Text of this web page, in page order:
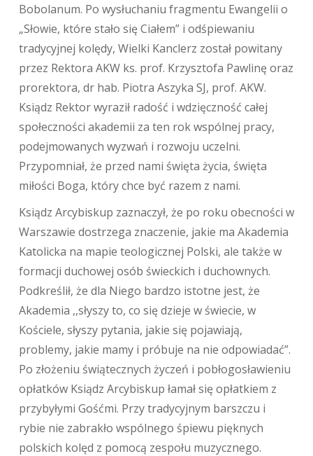
Bobolanum. Po wysłuchaniu fragmentu Ewangelii o
„Słowie, które stało się Ciałem” i odśpiewaniu
tradycyjnej kolędy, Wielki Kanclerz został powitany
przez Rektora AKW ks. prof. Krzysztofa Pawlinę oraz
prorektora, dr hab. Piotra Aszyka SJ, prof. AKW.
Ksiądz Rektor wyraził radość i wdzięczność całej
społeczności akademii za ten rok wspólnej pracy,
podejmowanych wyzwań i rozwoju uczelni.
Przypomniał, że przed nami święta życia, święta
miłości Boga, który chce być razem z nami.
Ksiądz Arcybiskup zaznaczył, że po roku obecności w
Warszawie dostrzega znaczenie, jakie ma Akademia
Katolicka na mapie teologicznej Polski, ale także w
formacji duchowej osób świeckich i duchownych.
Podkreślił, że dla Niego bardzo istotne jest, że
Akademia ,,słyszy to, co się dzieje w świecie, w
Kościele, słyszy pytania, jakie się pojawiają,
problemy, jakie mamy i próbuje na nie odpowiadać”.
Po złożeniu świątecznych życzeń i pobłogosławieniu
opłatków Ksiądz Arcybiskup łamał się opłatkiem z
przybyłymi Gośćmi. Przy tradycyjnym barszczu i
rybie nie zabrakło wspólnego śpiewu pięknych
polskich kolęd z pomocą zespołu muzycznego.